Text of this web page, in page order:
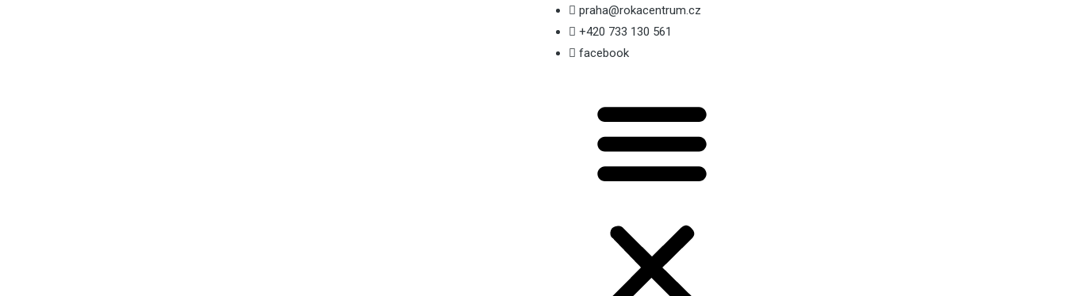
praha@rokacentrum.cz
+420 733 130 561
facebook